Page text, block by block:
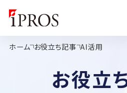
ホーム お役立ち記事 AI活用
お役立